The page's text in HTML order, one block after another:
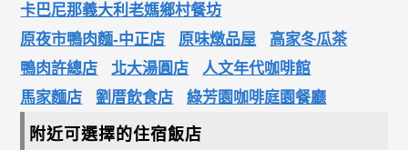
卡巴尼那義大利老媽鄉村餐坊
原夜市鴨肉麵-中正店
原味燉品屋
高家冬瓜茶
鴨肉許總店
北大湯圓店
人文年代咖啡館
馬家麵店
劉厝飲食店 綠芳園咖啡庭園餐廳
附近可選擇的住宿飯店